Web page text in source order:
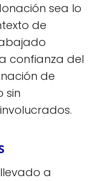
sea lo
de
confianza del
de
sin
a